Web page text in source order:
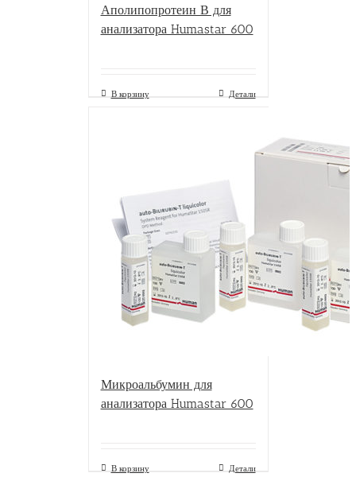
Аполипопротеин В для
анализатора Humastar 600
В корзину Детали
Микроальбумин для
анализатора Humastar 600
В корзину Детали